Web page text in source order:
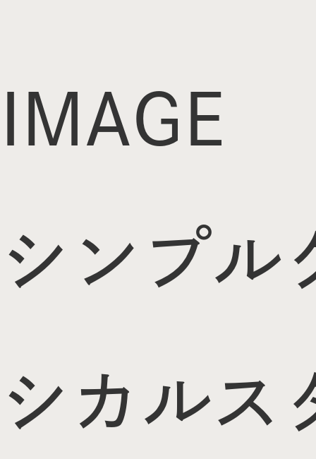
IMAGE
シンプル
シカルス